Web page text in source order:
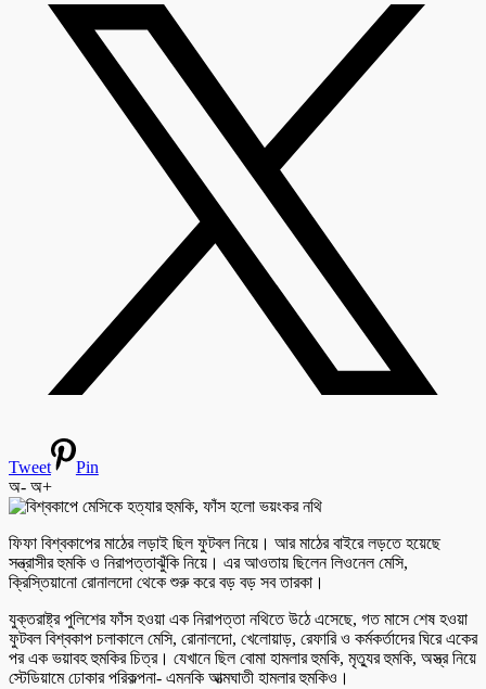
Tweet
Pin
অ- অ+
ফিফা বিশ্বকাপের মাঠের লড়াই ছিল ফুটবল নিয়ে। আর মাঠের বাইরে লড়তে হয়েছে
সন্ত্রাসীর হুমকি ও নিরাপত্তাঝুঁকি নিয়ে। এর আওতায় ছিলেন লিওনেল মেসি,
ক্রিস্তিয়ানো রোনালদো থেকে শুরু করে বড় বড় সব তারকা।
যুক্তরাষ্ট্র পুলিশের ফাঁস হওয়া এক নিরাপত্তা নথিতে উঠে এসেছে, গত মাসে শেষ হওয়া
ফুটবল বিশ্বকাপ চলাকালে মেসি, রোনালদো, খেলোয়াড়, রেফারি ও কর্মকর্তাদের ঘিরে একের
পর এক ভয়াবহ হুমকির চিত্র। যেখানে ছিল বোমা হামলার হুমকি, মৃত্যুর হুমকি, অস্ত্র নিয়ে
স্টেডিয়ামে ঢোকার পরিকল্পনা- এমনকি আত্মঘাতী হামলার হুমকিও।